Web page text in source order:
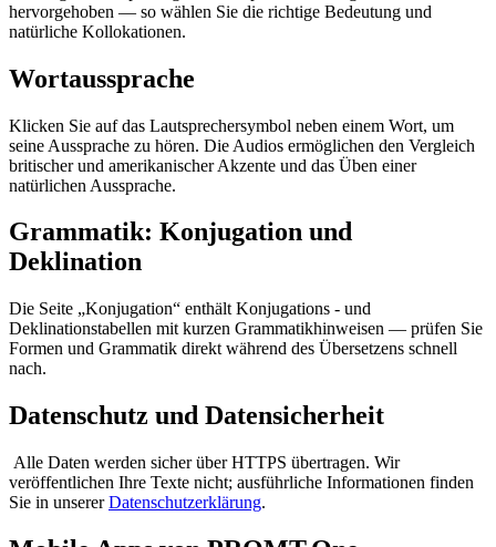
hervorgehoben — so wählen Sie die richtige Bedeutung und
natürliche Kollokationen.
Wortaussprache
Klicken Sie auf das Lautsprechersymbol neben einem Wort, um
seine Aussprache zu hören. Die Audios ermöglichen den Vergleich
britischer und amerikanischer Akzente und das Üben einer
natürlichen Aussprache.
Grammatik: Konjugation und
Deklination
Die Seite „Konjugation“ enthält Konjugations - und
Deklinationstabellen mit kurzen Grammatikhinweisen — prüfen Sie
Formen und Grammatik direkt während des Übersetzens schnell
nach.
Datenschutz und Datensicherheit
Alle Daten werden sicher über HTTPS übertragen. Wir
veröffentlichen Ihre Texte nicht; ausführliche Informationen finden
Sie in unsererDatenschutzerklärung.